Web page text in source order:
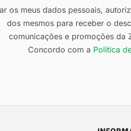
os meus dados pessoais,
dos mesmos para receber o
comunicações e promoções da
Concordo com a Política